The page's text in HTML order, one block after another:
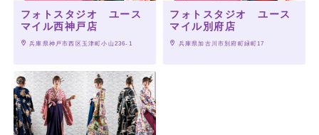
フォトスタジオ ユース
マイル西神戸店
兵庫県神戸市西区玉津町小山236-1
フォトスタジオ ユース
マイル別府店
兵庫県加古川市別府町緑町17